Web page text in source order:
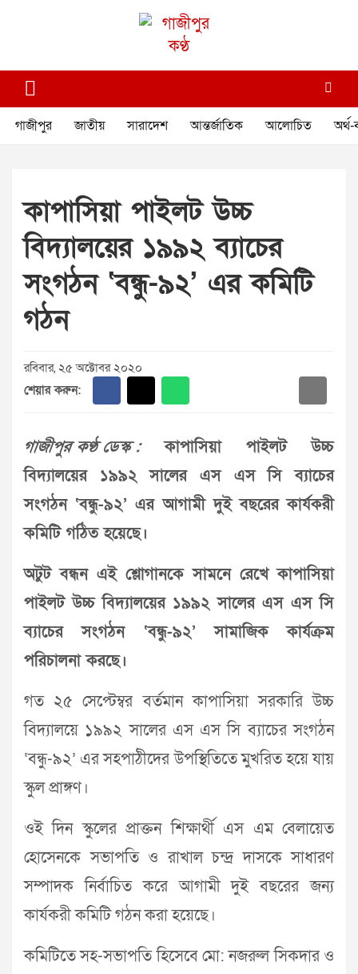
গাজীপুর কণ্ঠ
গাজীপুর জাতীয় সারাদেশ আন্তর্জাতিক আলোচিত অর্থ-
কাপাসিয়া পাইলট উচ্চ
বিদ্যালয়ের ১৯৯২ ব্যাচের
সংগঠন ‘বন্ধু-৯২’ এর কমিটি
গঠন
রবিবার, ২৫ অক্টোবর ২০২০
শেয়ার করুন:
গাজীপুর কণ্ঠ ডেস্ক :কাপাসিয়া পাইলট উচ্চ
বিদ্যালয়ের ১৯৯২ সালের এস এস সি ব্যাচের
সংগঠন ‘বন্ধু-৯২’ এর আগামী দুই বছরের কার্যকরী
কমিটি গঠিত হয়েছে।
অটুট বন্ধন এই শ্লোগানকে সামনে রেখে কাপাসিয়া
পাইলট উচ্চ বিদ্যালয়ের ১৯৯২ সালের এস এস সি
ব্যাচের সংগঠন ‘বন্ধু-৯২’ সামাজিক কার্যক্রম
পরিচালনা করছে।
গত ২৫ সেপ্টেম্বর বর্তমান কাপাসিয়া সরকারি উচ্চ
বিদ্যালয়ে ১৯৯২ সালের এস এস সি ব্যাচের সংগঠন
‘বন্ধু-৯২’ এর সহপাঠীদের উপস্থিতিতে মুখরিত হয়ে যায়
স্কুল প্রাঙ্গণ।
ওই দিন স্কুলের প্রাক্তন শিক্ষার্থী এস এম বেলায়েত
হোসেনকে সভাপতি ও রাখাল চন্দ্র দাসকে সাধারণ
সম্পাদক নির্বাচিত করে আগামী দুই বছরের জন্য
কার্যকরী কমিটি গঠন করা হয়েছে।
কমিটিতে সহ-সভাপতি হিসেবে মো: নজরুল সিকদার ও